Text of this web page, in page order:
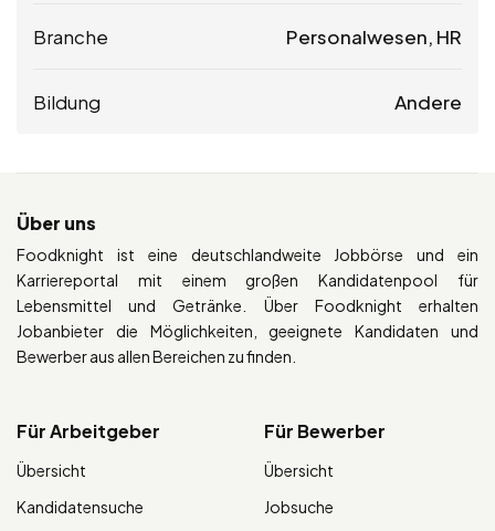
Branche Personalwesen, HR
Bildung Andere
Über uns
Foodknight ist eine deutschlandweite Jobbörse und ein
Karriereportal mit einem großen Kandidatenpool für
Lebensmittel und Getränke. Über Foodknight erhalten
Jobanbieter die Möglichkeiten, geeignete Kandidaten und
Bewerber aus allen Bereichen zu finden.
Für Arbeitgeber
Übersicht
Kandidatensuche
Für Bewerber
Übersicht
Jobsuche